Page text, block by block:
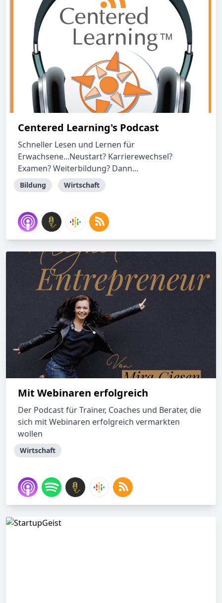
Centered Learning's Podcast
Schneller Lesen und Lernen für
Erwachsene...Neustart? Karrierewechsel?
Examen? Weiterbildung? Dann...
Bildung Wirtschaft
Mit Webinaren erfolgreich
Der Podcast für Trainer, Coaches und Berater, die
sich mit Webinaren erfolgreich vermarkten
wollen
Wirtschaft